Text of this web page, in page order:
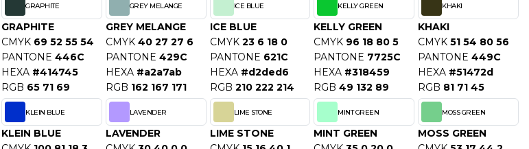
GRAPHITE
GRAPHITE
CMYK 69 52 55 54
PANTONE 446C
HEXA #414745
RGB 65 71 69
GREY MELANGE
GREY MELANGE
CMYK 40 27 27 6
PANTONE 429C
HEXA #a2a7ab
RGB 162 167 171
ICE BLUE
ICE BLUE
CMYK 23 6 18 0
PANTONE 621C
HEXA #d2ded6
RGB 210 222 214
KELLY GREEN
KELLY GREEN
CMYK 96 18 80 5
PANTONE 7725C
HEXA #318459
RGB 49 132 89
KHAKI
KHAKI
CMYK 51 54 80 56
PANTONE 449C
HEXA #51472d
RGB 81 71 45
KLEIN BLUE
KLEIN BLUE
LAVENDER
LAVENDER
LIME STONE
LIME STONE
MINT GREEN
MINT GREEN
MOSS GREEN
MOSS GREEN